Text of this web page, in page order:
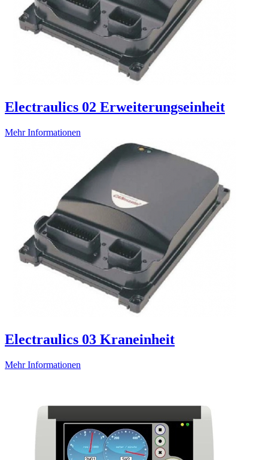
Electraulics 02 Erweiterungseinheit
Mehr Informationen
Electraulics 03 Kraneinheit
Mehr Informationen